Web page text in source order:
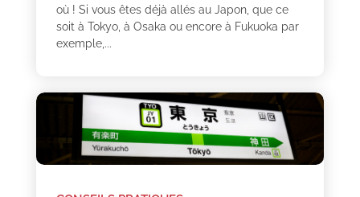
où ! Si vous êtes déjà allés au Japon, que ce
soit à Tokyo, à Osaka ou encore à Fukuoka par
exemple,...